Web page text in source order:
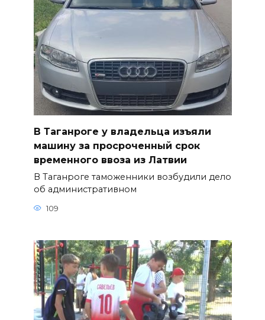
В Таганроге у владельца изъяли
машину за просроченный срок
временного ввоза из Латвии
В Таганроге таможенники возбудили дело
об административном
109